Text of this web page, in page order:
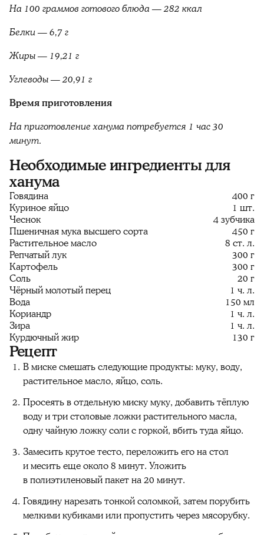
На 100 граммов готового блюда — 282 ккал
Белки — 6,7 г
Жиры — 19,21 г
Углеводы — 20,91 г
Время приготовления
На приготовление ханума потребуется 1 час 30
минут.
Необходимые ингредиенты для
ханума
Говядина
400 г
Куриное яйцо
1 шт.
Чеснок
4 зубчика
Пшеничная мука высшего сорта
450 г
Растительное масло
8 ст. л.
Репчатый лук
300 г
Картофель
300 г
Соль
20 г
Чёрный молотый перец
1 ч. л.
Вода
150 мл
Кориандр
1 ч. л.
Зира
1 ч. л.
Курдючный жир
130 г
Рецепт
В миске смешать следующие продукты: муку, воду,
растительное масло, яйцо, соль.
Просеять в отдельную миску муку, добавить тёплую
воду и три столовые ложки растительного масла,
одну чайную ложку соли с горкой, вбить туда яйцо.
Замесить крутое тесто, переложить его на стол
и месить еще около 8 минут. Уложить
в полиэтиленовый пакет на 20 минут.
Говядину нарезать тонкой соломкой, затем порубить
мелкими кубиками или пропустить через мясорубку.